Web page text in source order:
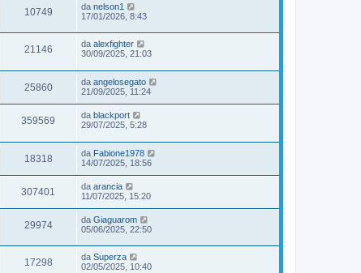
10749 da nelson1
17/01/2026, 8:43
21146 da alexfighter
30/09/2025, 21:03
25860 da angelosegato
21/09/2025, 11:24
359569 da blackport
29/07/2025, 5:28
18318 da Fabione1978
14/07/2025, 18:56
307401 da arancia
11/07/2025, 15:20
29974 da Giaguarom
05/06/2025, 22:50
17298 da Superza
02/05/2025, 10:40